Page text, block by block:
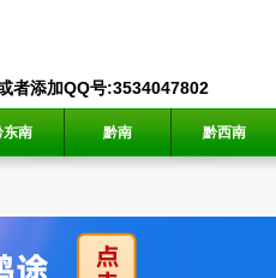
者添加QQ号:3534047802
东南 黔南 黔西南